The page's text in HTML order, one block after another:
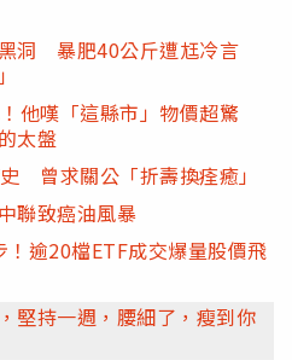
洞 暴肥40公斤遭尪冷言
他嘆「這縣市」物價超驚
太盤
曾求關公「折壽換痊癒」
聯致癌油風暴
逾20檔ETF成交爆量股價飛
堅持一週，腰細了，瘦到你